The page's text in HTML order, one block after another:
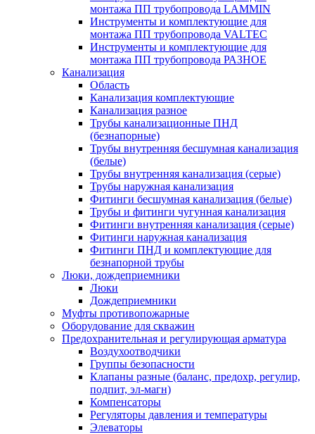
монтажа ПП трубопровода LAMMIN
Инструменты и комплектующие для
монтажа ПП трубопровода VALTEC
Инструменты и комплектующие для
монтажа ПП трубопровода РАЗНОЕ
Канализация
Область
Канализация комплектующие
Канализация разное
Трубы канализационные ПНД
(безнапорные)
Трубы внутренняя бесшумная канализация
(белые)
Трубы внутренняя канализация (серые)
Трубы наружная канализация
Фитинги бесшумная канализация (белые)
Трубы и фитинги чугунная канализация
Фитинги внутренняя канализация (серые)
Фитинги наружная канализация
Фитинги ПНД и комплектующие для
безнапорной трубы
Люки, дождеприемники
Люки
Дождеприемники
Муфты противопожарные
Оборудование для скважин
Предохранительная и регулирующая арматура
Воздухоотводчики
Группы безопасности
Клапаны разные (баланс, предохр, регулир,
подпит, эл-магн)
Компенсаторы
Регуляторы давления и температуры
Элеваторы